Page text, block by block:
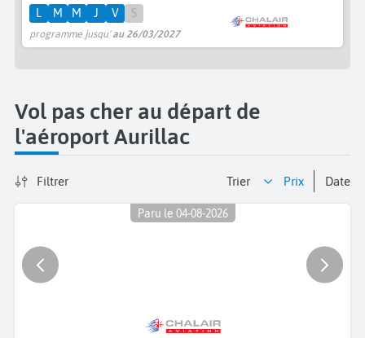
programme jusqu'au 26/03/2027
L M M J V S
Vol pas cher au départ de
l'aéroport Aurillac
Filtrer Trier prix date
Paru le 04-08-2026